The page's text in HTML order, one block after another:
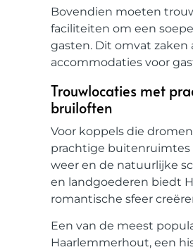
Bovendien moeten
faciliteiten om een
gasten. Dit omvat
accommodaties voor
Trouwlocaties met
bruiloften
Voor koppels die
prachtige buitenruimtes
weer en de natuurlijke
en landgoederen biedt
romantische sfeer
Een van de meest
Haarlemmerhout, een